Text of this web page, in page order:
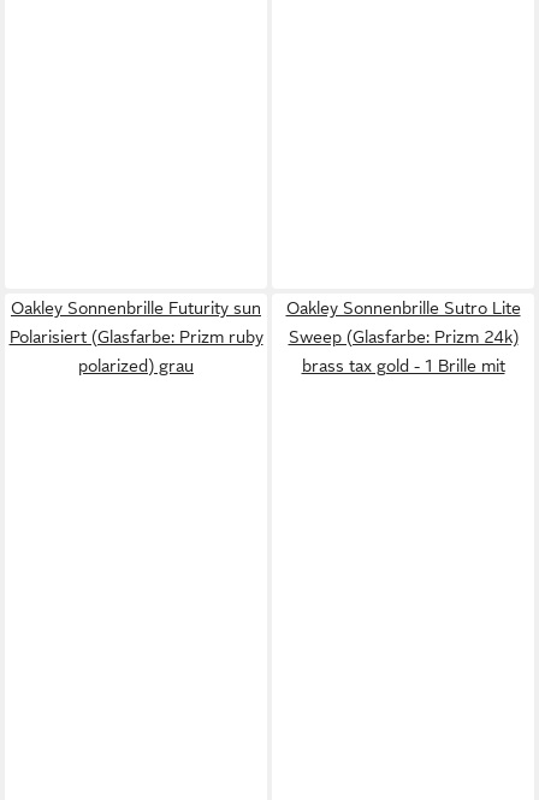
Oakley Sonnenbrille Futurity sun
Polarisiert (Glasfarbe: Prizm ruby
polarized) grau
Oakley Sonnenbrille Sutro Lite
Sweep (Glasfarbe: Prizm 24k)
brass tax gold - 1 Brille mit